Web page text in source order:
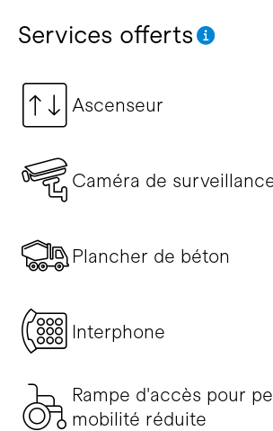
Services offerts
Ascenseur
Caméra de
Plancher de béton
Interphone
Rampe d'accès pour
mobilité réduite